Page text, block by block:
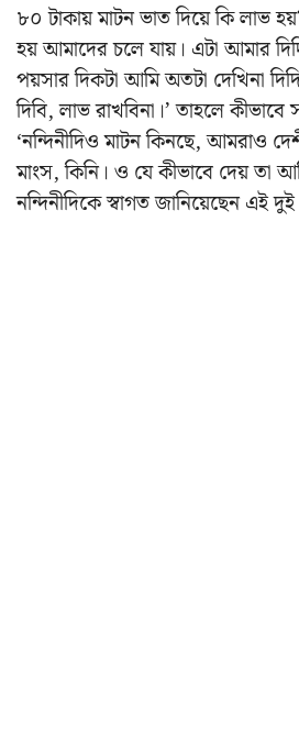
৮০ টাকায় মাটন ভাত দিয়ে কি লাভ
হয় আমাদের চলে যায়। এটা আমার
পয়সার দিকটা আমি অতটা দেখিনা
দিবি, লাভ রাখবিনা।’ তাহলে
‘নন্দিনীদিও মাটন কিনছে, আমরাও
মাংস, কিনি। ও যে কীভাবে দেয় তা
নন্দিনীদিকে স্বাগত জানিয়েছেন এই